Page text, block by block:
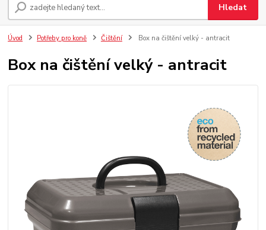
Hledat
Úvod Potřeby pro koně Čištění Box na čištění velký - antracit
Box na čištění velký - antracit